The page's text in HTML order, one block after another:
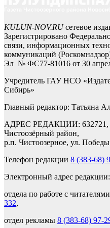
KULUN-NOV.RUсетевое
Зарегистрировано
связи, информационных
коммуникаций
Эл № ФС77-81016 от 30
Учредитель ГАУ НСО
Сибирь»
Главный редактор: Татьяна
АДРЕС РЕДАКЦИИ: 632721,
Чистоозёрный район,
р.п. Чистоозерное, ул.
Телефон редакции 8 (383-68)
Электронный адрес редакции:
отдела по работе с читателями
332,
отдел рекламы 8 (383-68) 97-